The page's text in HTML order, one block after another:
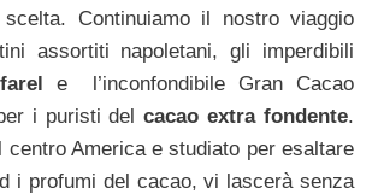
Continuiamo il nostro viaggio
assortiti napoletani, gli imperdibili
e l’inconfondibile Gran Cacao
i puristi delcacao extra fondente.
centro America e studiato per esaltare
i profumi del cacao, vi lascerà senza